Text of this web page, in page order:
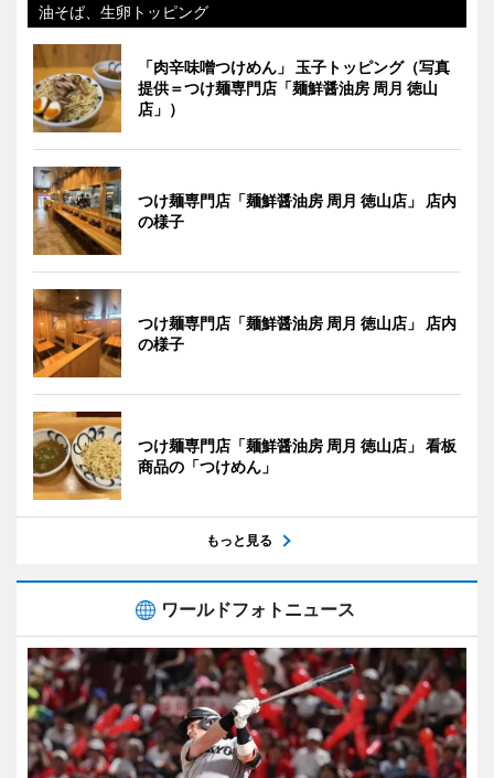
油そば、生卵トッピング
「肉辛味噌つけめん」 玉子トッピング（写真
提供＝つけ麺専門店「麺鮮醤油房 周月 徳山
店」）
つけ麺専門店「麺鮮醤油房 周月 徳山店」 店内
の様子
つけ麺専門店「麺鮮醤油房 周月 徳山店」 店内
の様子
つけ麺専門店「麺鮮醤油房 周月 徳山店」 看板
商品の「つけめん」
もっと見る
ワールドフォトニュース